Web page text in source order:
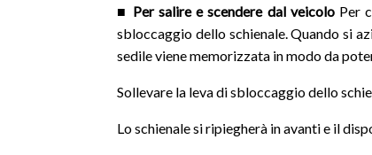
■ Per salire e scendere dal veicoloPer
sbloccaggio dello schienale. Quando si
sedile viene memorizzata in modo da
Sollevare la leva di sbloccaggio dello
Lo schienale si ripiegherà in avanti e il